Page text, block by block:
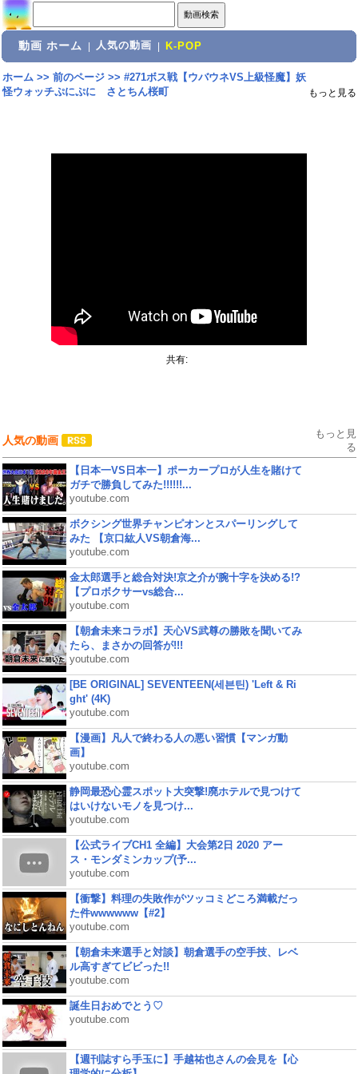
動画 ホーム 人気の動画 K-POP
ホーム>> 前のページ>> #271ボス戦【ウバウネVS上級怪魔】妖
怪ウォッチぷにぷに さとちん桜町
もっと見る
共有:
人気の動画
もっと見
る
【日本一VS日本一】ポーカープロが人生を賭けて
ガチで勝負してみた!!!!!!...
youtube.com
ボクシング世界チャンピオンとスパーリングして
みた 【京口紘人VS朝倉海...
youtube.com
金太郎選手と総合対決!京之介が腕十字を決める!?
【プロボクサーvs総合...
youtube.com
【朝倉未来コラボ】天心VS武尊の勝敗を聞いてみ
たら、まさかの回答が!!!
youtube.com
[BE ORIGINAL] SEVENTEEN(세븐틴) 'Left & Ri
ght' (4K)
youtube.com
【漫画】凡人で終わる人の悪い習慣【マンガ動
画】
youtube.com
静岡最恐心霊スポット大突撃!廃ホテルで見つけて
はいけないモノを見つけ...
youtube.com
【公式ライブCH1 全編】大会第2日 2020 アー
ス・モンダミンカップ(予...
youtube.com
【衝撃】料理の失敗作がツッコミどころ満載だっ
た件wwwwww【#2】
youtube.com
【朝倉未来選手と対談】朝倉選手の空手技、レベ
ル高すぎてビビった!!
youtube.com
誕生日おめでとう♡
youtube.com
【週刊誌すら手玉に】手越祐也さんの会見を【心